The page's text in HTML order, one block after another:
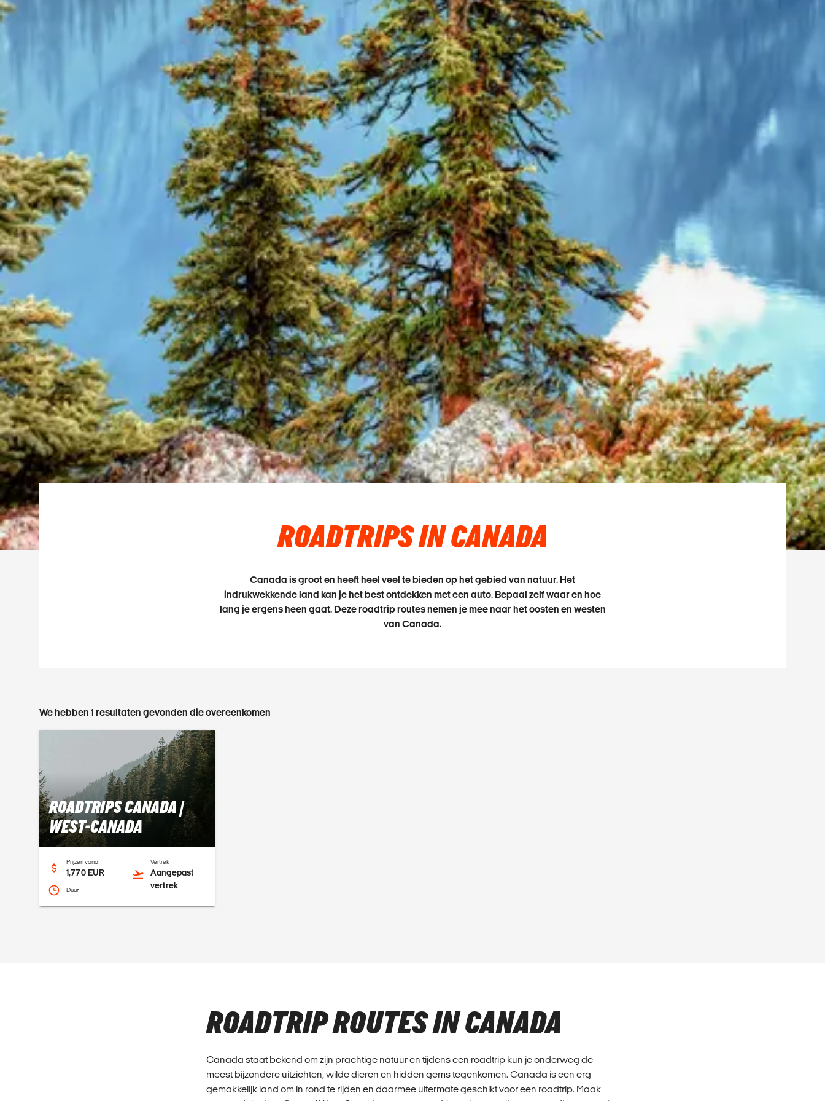
ROADTRIPS IN CANADA
Canada is groot en heeft heel veel te bieden op het gebied van natuur. Het
indrukwekkende land kan je het best ontdekken met een auto. Bepaal zelf waar en hoe
lang je ergens heen gaat. Deze roadtrip routes nemen je mee naar het oosten en westen
van Canada.
We hebben 1 resultaten gevonden die overeenkomen
ROADTRIPS CANADA |
WEST-CANADA
Prijzen vanaf
1,770 EUR
Duur
Vertrek
Aangepast
vertrek
ROADTRIP ROUTES IN CANADA
Canada staat bekend om zijn prachtige natuur en tijdens een roadtrip kun je onderweg de
meest bijzondere uitzichten, wilde dieren en hidden gems tegenkomen. Canada is een erg
gemakkelijk land om in rond te rijden en daarmee uitermate geschikt voor een roadtrip. Maak